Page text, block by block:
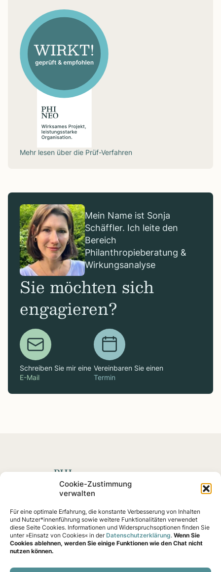
Cookie-Zustimmung
verwalten
Für eine optimale Erfahrung, die konstante Verbesserung von Inhalten
und Nutzer*innenführung sowie weitere Funktionalitäten verwendet
diese Seite Cookies. Informationen und Widerspruchsoptionen finden Sie
unter »Einsatz von Cookies« in derDatenschutzerklärung. Wenn Sie
Cookies ablehnen, werden Sie einige Funktionen wie den Chat nicht
nutzen können.
Mehr lesen über die Prüf-Verfahren
Mein Name ist Sonja
Schäffler. Ich leite den
Bereich
Philanthropieberatung &
Wirkungsanalyse
Sie möchten sich
engagieren?
Schreiben Sie mir eine
E-Mail
Vereinbaren Sie einen
Termin
nachweislich eine Wirkung erzielen – von Klimaschutz
bis Gemeinschaftshilfe.